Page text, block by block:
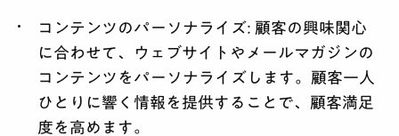
コンテンツのパーソナライズ: 顧客の興味関心
に合わせて、ウェブサイトやメールマガジンの
コンテンツをパーソナライズします。顧客一人
ひとりに響く情報を提供することで、顧客満足
度を高めます。